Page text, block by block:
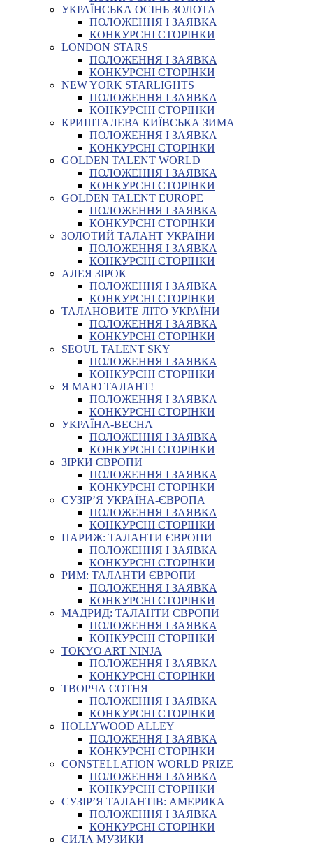
УКРАЇНСЬКА ОСІНЬ ЗОЛОТА
ПОЛОЖЕННЯ І ЗАЯВКА
КОНКУРСНІ СТОРІНКИ
LONDON STARS
ПОЛОЖЕННЯ І ЗАЯВКА
КОНКУРСНІ СТОРІНКИ
NEW YORK STARLIGHTS
ПОЛОЖЕННЯ І ЗАЯВКА
КОНКУРСНІ СТОРІНКИ
КРИШТАЛЕВА КИЇВСЬКА ЗИМА
ПОЛОЖЕННЯ І ЗАЯВКА
КОНКУРСНІ СТОРІНКИ
GOLDEN TALENT WORLD
ПОЛОЖЕННЯ І ЗАЯВКА
КОНКУРСНІ СТОРІНКИ
GOLDEN TALENT EUROPE
ПОЛОЖЕННЯ І ЗАЯВКА
КОНКУРСНІ СТОРІНКИ
ЗОЛОТИЙ ТАЛАНТ УКРАЇНИ
ПОЛОЖЕННЯ І ЗАЯВКА
КОНКУРСНІ СТОРІНКИ
АЛЕЯ ЗІРОК
ПОЛОЖЕННЯ І ЗАЯВКА
КОНКУРСНІ СТОРІНКИ
ТАЛАНОВИТЕ ЛІТО УКРАЇНИ
ПОЛОЖЕННЯ І ЗАЯВКА
КОНКУРСНІ СТОРІНКИ
SEOUL TALENT SKY
ПОЛОЖЕННЯ І ЗАЯВКА
КОНКУРСНІ СТОРІНКИ
Я МАЮ ТАЛАНТ!
ПОЛОЖЕННЯ І ЗАЯВКА
КОНКУРСНІ СТОРІНКИ
УКРАЇНА-ВЕСНА
ПОЛОЖЕННЯ І ЗАЯВКА
КОНКУРСНІ СТОРІНКИ
ЗІРКИ ЄВРОПИ
ПОЛОЖЕННЯ І ЗАЯВКА
КОНКУРСНІ СТОРІНКИ
СУЗІР’Я УКРАЇНА-ЄВРОПА
ПОЛОЖЕННЯ І ЗАЯВКА
КОНКУРСНІ СТОРІНКИ
ПАРИЖ: ТАЛАНТИ ЄВРОПИ
ПОЛОЖЕННЯ І ЗАЯВКА
КОНКУРСНІ СТОРІНКИ
РИМ: ТАЛАНТИ ЄВРОПИ
ПОЛОЖЕННЯ І ЗАЯВКА
КОНКУРСНІ СТОРІНКИ
МАДРИД: ТАЛАНТИ ЄВРОПИ
ПОЛОЖЕННЯ І ЗАЯВКА
КОНКУРСНІ СТОРІНКИ
TOKYO ART NINJA
ПОЛОЖЕННЯ І ЗАЯВКА
КОНКУРСНІ СТОРІНКИ
ТВОРЧА СОТНЯ
ПОЛОЖЕННЯ І ЗАЯВКА
КОНКУРСНІ СТОРІНКИ
HOLLYWOOD ALLEY
ПОЛОЖЕННЯ І ЗАЯВКА
КОНКУРСНІ СТОРІНКИ
CONSTELLATION WORLD PRIZE
ПОЛОЖЕННЯ І ЗАЯВКА
КОНКУРСНІ СТОРІНКИ
СУЗІР’Я ТАЛАНТІВ: АМЕРИКА
ПОЛОЖЕННЯ І ЗАЯВКА
КОНКУРСНІ СТОРІНКИ
СИЛА МУЗИКИ